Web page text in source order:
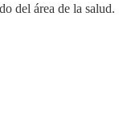
del área de la salud.